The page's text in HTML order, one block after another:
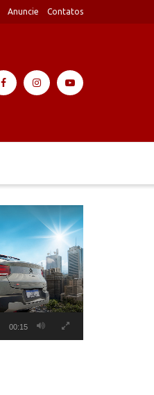
Anuncie Contatos
00:15